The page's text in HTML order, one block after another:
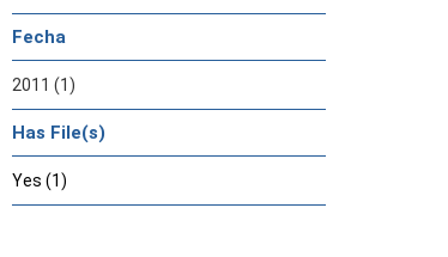
Fecha
2011 (1)
Has File(s)
Yes (1)